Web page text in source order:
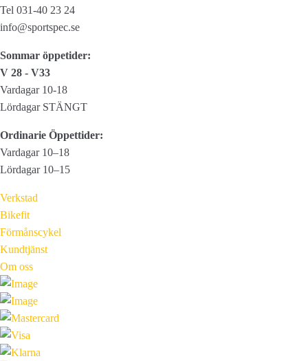
Tel 031-40 23 24
info@sportspec.se
Sommar öppetider:
V 28 - V33
Vardagar 10-18
Lördagar STÄNGT
Ordinarie Öppettider:
Vardagar 10–18
Lördagar 10–15
Verkstad
Bikefit
Förmånscykel
Kundtjänst
Om oss